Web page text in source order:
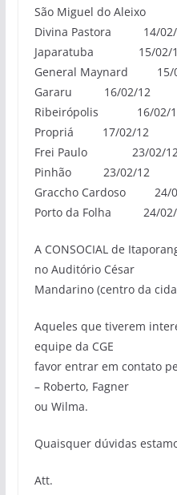
São Miguel do Aleixo
Divina Pastora 14/02/
Japaratuba 15/02/
General Maynard 15/
Gararu 16/02/12
Ribeirópolis 16/02/
Propriá 17/02/12
Frei Paulo 23/02/12
Pinhão 23/02/12
Graccho Cardoso 24/
Porto da Folha 24/02/
A CONSOCIAL de
no Auditório César
Mandarino (centro da
Aqueles que tiverem
equipe da CGE
favor entrar em contato
– Roberto, Fagner
ou Wilma.
Quaisquer dúvidas
Att.